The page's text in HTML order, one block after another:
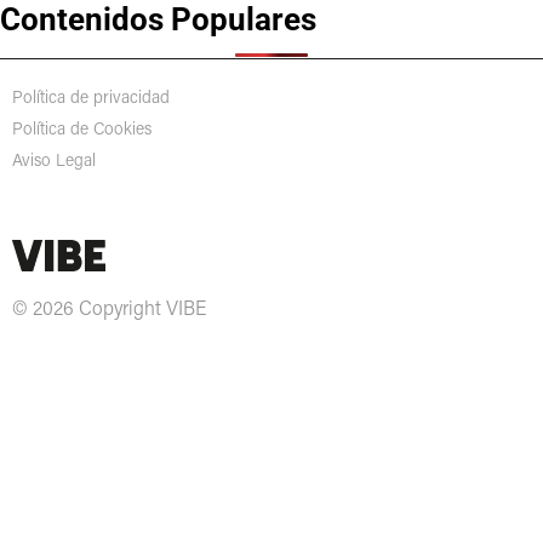
Contenidos Populares
Política de privacidad
Política de Cookies
Aviso Legal
© 2026 Copyright VIBE